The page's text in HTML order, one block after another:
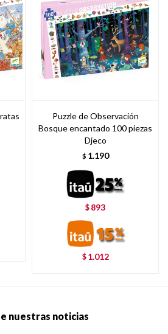
Puzzle de Observación
Bosque encantado 100 piezas
Djeco
$ 1.190
$ 893
$ 1.012
nuestras noticias